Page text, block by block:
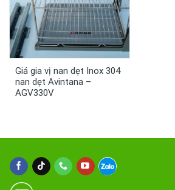
Giá gia vị nan dẹt Inox 304
nan dẹt Avintana –
AGV330V